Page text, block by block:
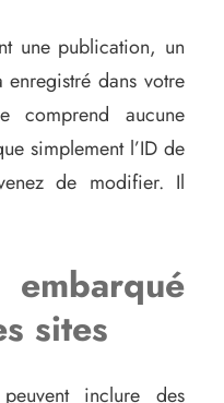
une publication, un
dans votre
comprend aucune
simplement l’ID de
de modifier. Il
sites
inclure des